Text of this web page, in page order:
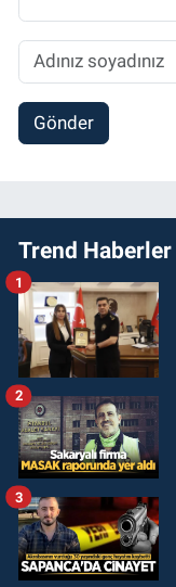
Gönder
Trend Haberler
1
2
3